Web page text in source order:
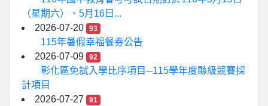
（星期六）、5月16日...
2026-07-20
93
115年暑假幸福餐券公告
2026-07-09
92
彰化區免試入學比序項目─115學年度縣級競賽採
計項目
2026-07-27
91